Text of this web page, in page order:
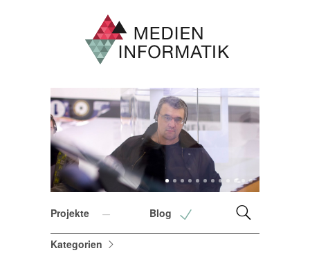
5 7 9101112
Projekte
Blog
Kategorien